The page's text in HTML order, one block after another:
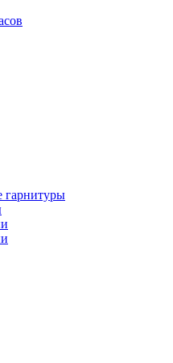
гарнитуры